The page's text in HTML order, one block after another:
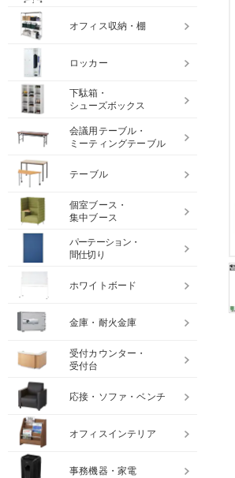
オフィス収納・棚
ロッカー
下駄箱・
シューズボックス
会議用テーブル・
ミーティングテーブル
テーブル
個室ブース・
集中ブース
パーテーション・
間仕切り
ホワイトボード
金庫・耐火金庫
受付カウンター・
受付台
応接・ソファ・ベンチ
オフィスインテリア
事務機器・家電